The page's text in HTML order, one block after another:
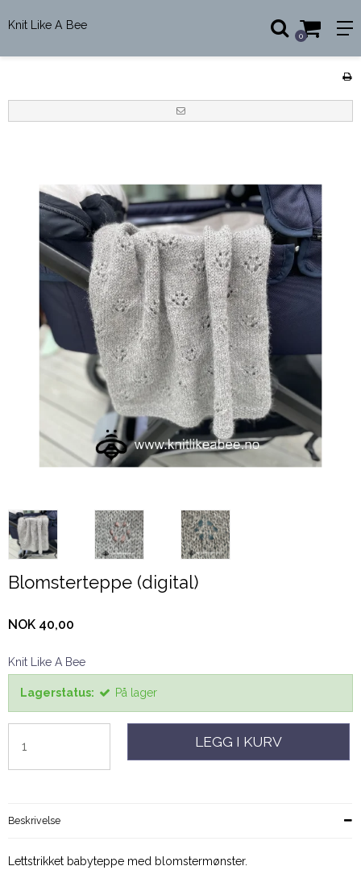
Knit Like A Bee
0
Blomsterteppe (digital)
NOK 40,00
Knit Like A Bee
Lagerstatus: På lager
LEGG I KURV
Beskrivelse
Lettstrikket babyteppe med blomstermønster.